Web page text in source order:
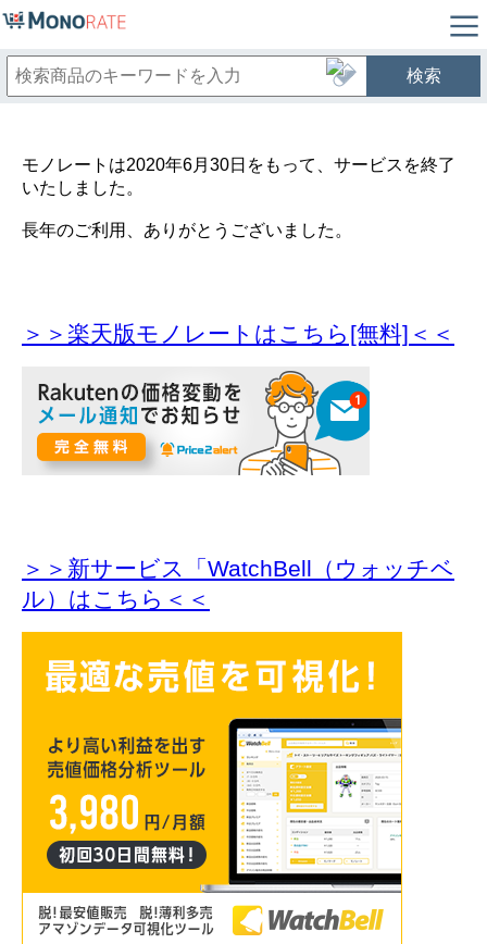
検索
モノレートは2020年6月30日をもって、サービスを終了
いたしました。
長年のご利用、ありがとうございました。
＞＞楽天版モノレートはこちら[無料]＜＜
＞＞新サービス「WatchBell（ウォッチベ
ル）はこちら＜＜